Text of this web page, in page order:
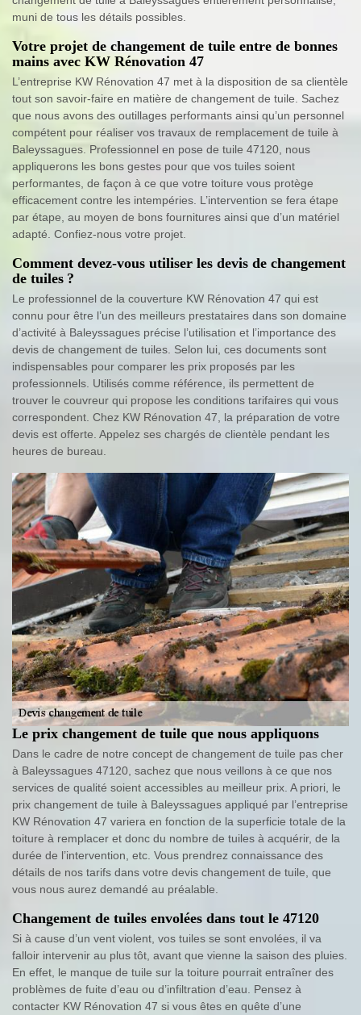
muni de tous les détails possibles.
Votre projet de changement de tuile entre de bonnes
mains avec KW Rénovation 47
L’entreprise KW Rénovation 47 met à la disposition de sa clientèle
tout son savoir-faire en matière de changement de tuile. Sachez
que nous avons des outillages performants ainsi qu’un personnel
compétent pour réaliser vos travaux de remplacement de tuile à
Baleyssagues. Professionnel en pose de tuile 47120, nous
appliquerons les bons gestes pour que vos tuiles soient
performantes, de façon à ce que votre toiture vous protège
efficacement contre les intempéries. L’intervention se fera étape
par étape, au moyen de bons fournitures ainsi que d’un matériel
adapté. Confiez-nous votre projet.
Comment devez-vous utiliser les devis de changement
de tuiles ?
Le professionnel de la couverture KW Rénovation 47 qui est
connu pour être l’un des meilleurs prestataires dans son domaine
d’activité à Baleyssagues précise l’utilisation et l’importance des
devis de changement de tuiles. Selon lui, ces documents sont
indispensables pour comparer les prix proposés par les
professionnels. Utilisés comme référence, ils permettent de
trouver le couvreur qui propose les conditions tarifaires qui vous
correspondent. Chez KW Rénovation 47, la préparation de votre
devis est offerte. Appelez ses chargés de clientèle pendant les
heures de bureau.
Le prix changement de tuile que nous appliquons
Dans le cadre de notre concept de changement de tuile pas cher
à Baleyssagues 47120, sachez que nous veillons à ce que nos
services de qualité soient accessibles au meilleur prix. A priori, le
prix changement de tuile à Baleyssagues appliqué par l’entreprise
KW Rénovation 47 variera en fonction de la superficie totale de la
toiture à remplacer et donc du nombre de tuiles à acquérir, de la
durée de l’intervention, etc. Vous prendrez connaissance des
détails de nos tarifs dans votre devis changement de tuile, que
vous nous aurez demandé au préalable.
Changement de tuiles envolées dans tout le 47120
Si à cause d’un vent violent, vos tuiles se sont envolées, il va
falloir intervenir au plus tôt, avant que vienne la saison des pluies.
En effet, le manque de tuile sur la toiture pourrait entraîner des
problèmes de fuite d’eau ou d’infiltration d’eau. Pensez à
contacter KW Rénovation 47 si vous êtes en quête d’une